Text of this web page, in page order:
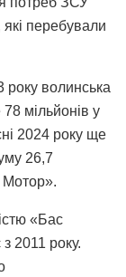
перебували
року волинська
мільйонів у
2024 року ще
26,7
Мотор».
«Бас
2011 року.